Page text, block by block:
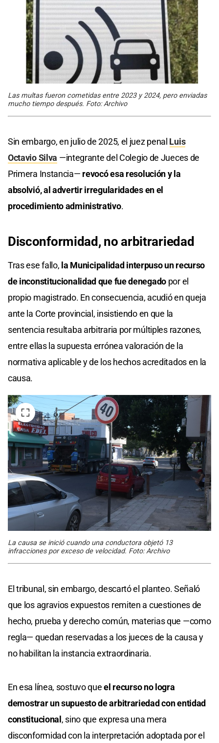
Las multas fueron cometidas entre 2023 y 2024, pero enviadas
mucho tiempo después. Foto: Archivo
Sin embargo, en julio de 2025, el juez penal Luis
Octavio Silva —integrante del Colegio de Jueces de
Primera Instancia— revocó esa resolución y la
absolvió, al advertir irregularidades en el
procedimiento administrativo.
Disconformidad, no arbitrariedad
Tras ese fallo, la Municipalidad interpuso un recurso
de inconstitucionalidad que fue denegado por el
propio magistrado. En consecuencia, acudió en queja
ante la Corte provincial, insistiendo en que la
sentencia resultaba arbitraria por múltiples razones,
entre ellas la supuesta errónea valoración de la
normativa aplicable y de los hechos acreditados en la
causa.
La causa se inició cuando una conductora objetó 13
infracciones por exceso de velocidad. Foto: Archivo
El tribunal, sin embargo, descartó el planteo. Señaló
que los agravios expuestos remiten a cuestiones de
hecho, prueba y derecho común, materias que —como
regla— quedan reservadas a los jueces de la causa y
no habilitan la instancia extraordinaria.
En esa línea, sostuvo queel recurso no logra
demostrar un supuesto de arbitrariedad con entidad
constitucional , sino que expresa una mera
disconformidad con la interpretación adoptada por el